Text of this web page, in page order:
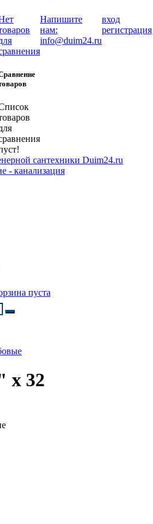
Напишите
нам:
info@duim24.ru
вход
регистрация
- канализация
пуста
x 32